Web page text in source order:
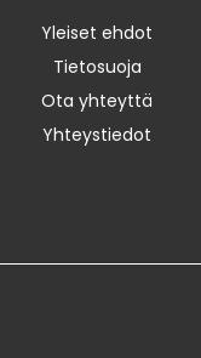
Yleiset ehdot
Tietosuoja
Ota yhteyttä
Yhteystiedot